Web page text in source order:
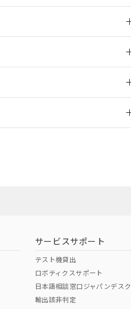
サービスサポート
テスト機貸出
ロボティクスサポート
日本語相談窓口ジャパンデスク
輸出該非判定